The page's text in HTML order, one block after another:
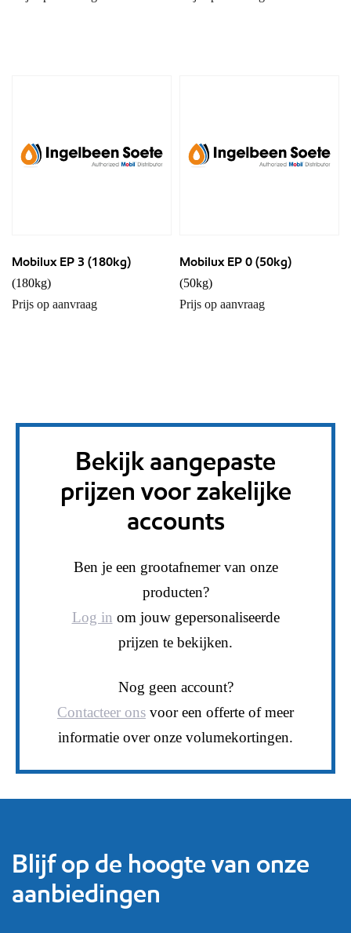
Mobilux EP 3 (180kg)
(180kg)
Prijs op aanvraag
Mobilux EP 0 (50kg)
(50kg)
Prijs op aanvraag
Bekijk aangepaste
prijzen voor zakelijke
accounts
Ben je een grootafnemer van onze
producten?
Log in om jouw gepersonaliseerde
prijzen te bekijken.
Nog geen account?
Contacteer ons voor een offerte of meer
informatie over onze volumekortingen.
Blijf op de hoogte van onze
aanbiedingen